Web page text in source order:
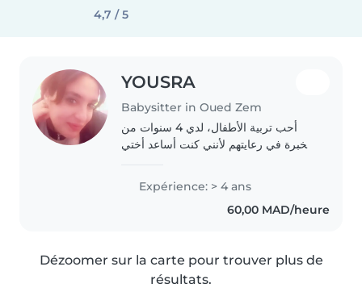
4,7 / 5
YOUSRA
Babysitter in Oued Zem
أحب تربية الأطفال، لدي 4 سنوات من
الخبرة في رعايتهم لأنني كنت أساعد أختي
تعامل مع أطفال . أنتظر اتصالكم
Expérience: > 4 ans
60,00 MAD/heure
Dézoomer sur la carte pour trouver plus de
résultats.